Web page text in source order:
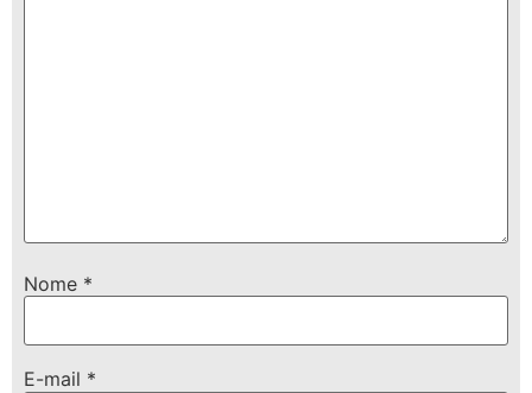
Nome *
E-mail *